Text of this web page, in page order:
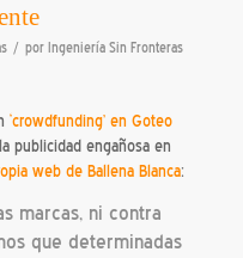
/ por Ingeniería Sin Fronteras
‘crowdfunding’ en Goteo
publicidad engañosa en
web de Ballena Blanca:
marcas, ni contra
que determinadas